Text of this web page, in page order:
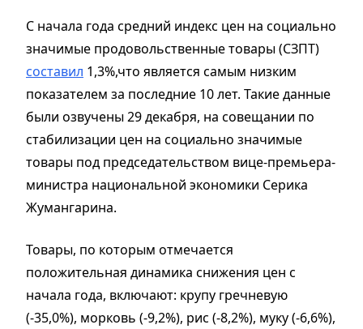
С начала года средний индекс цен на социально
значимые продовольственные товары (СЗПТ)
составил 1,3%,что является самым низким
показателем за последние 10 лет. Такие данные
были озвучены 29 декабря, на совещании по
стабилизации цен на социально значимые
товары под председательством вице-премьера-
министра национальной экономики Серика
Жумангарина.
Товары, по которым отмечается
положительная динамика снижения цен с
начала года, включают: крупу гречневую
(-35,0%), морковь (-9,2%), рис (-8,2%), муку (-6,6%),